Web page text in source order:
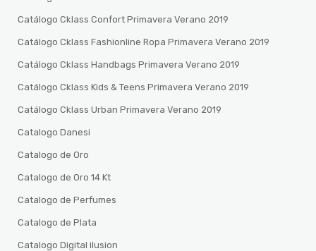
Catálogo Cklass Confort Primavera Verano 2019
Catálogo Cklass Fashionline Ropa Primavera Verano 2019
Catálogo Cklass Handbags Primavera Verano 2019
Catálogo Cklass Kids & Teens Primavera Verano 2019
Catálogo Cklass Urban Primavera Verano 2019
Catalogo Danesi
Catalogo de Oro
Catalogo de Oro 14 Kt
Catalogo de Perfumes
Catalogo de Plata
Catalogo Digital ilusion